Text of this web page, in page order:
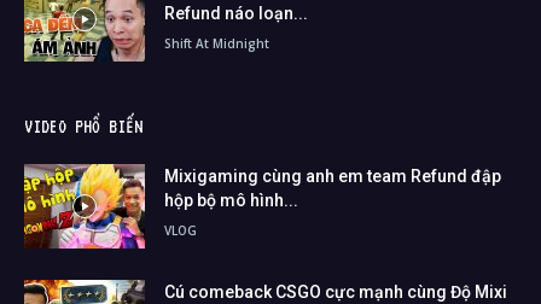
Refund náo loạn...
Shift At Midnight
VIDEO PHỔ BIẾN
Mixigaming cùng anh em team Refund đập
hộp bộ mô hình...
VLOG
Cú comeback CSGO cực mạnh cùng Độ Mixi